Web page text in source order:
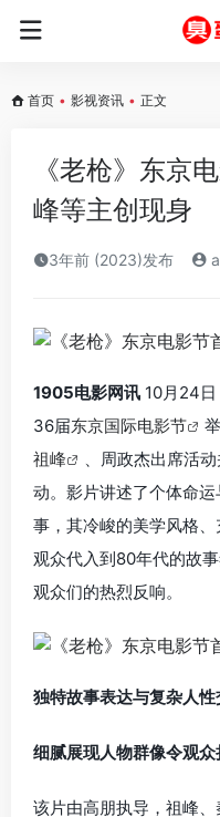
首页 • 影视资讯 • 正文
《老枪》东京
峰等主创现身
3年前 (2023)发布
1905电影网讯 10月24
36届东京国际电影节
祖峰
、周政杰出席活
动。影片讲述了个体命
事，其冷峻的美学风格
观众代入到80年代的故
观众们的热烈反响。
独特故事表达与复杂人性
细腻展现人物群像令观众
该片由高朋执导，祖峰